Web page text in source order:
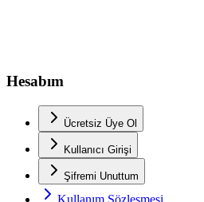
Hesabım
Ücretsiz Üye Ol
Kullanıcı Girişi
Şifremi Unuttum
Kullanım Sözleşmesi